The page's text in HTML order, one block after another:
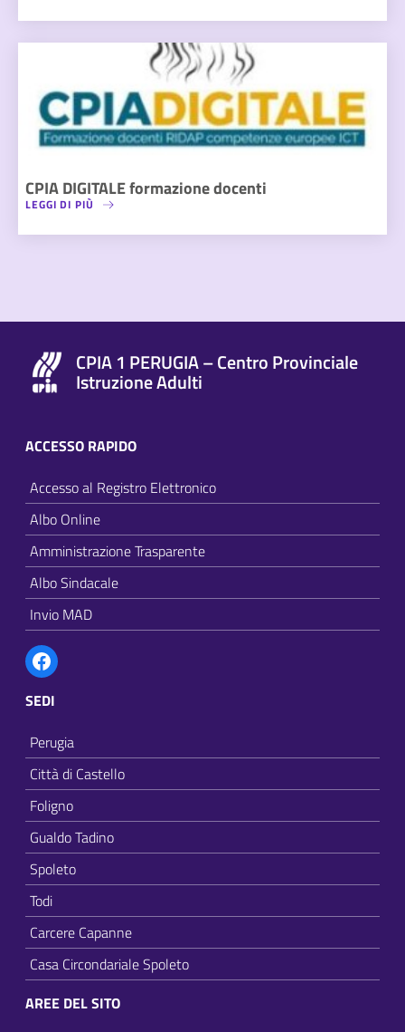
CPIA DIGITALE formazione docenti
LEGGI DI PIÙ
CPIA 1 PERUGIA – Centro Provinciale
Istruzione Adulti
ACCESSO RAPIDO
Accesso al Registro Elettronico
Albo Online
Amministrazione Trasparente
Albo Sindacale
Invio MAD
Facebook
SEDI
Perugia
Città di Castello
Foligno
Gualdo Tadino
Spoleto
Todi
Carcere Capanne
Casa Circondariale Spoleto
AREE DEL SITO